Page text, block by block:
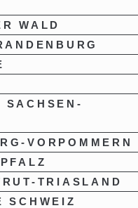
WALD
SACHSEN-
VORPOMMERN
TRIASLAND
SCHWEIZ